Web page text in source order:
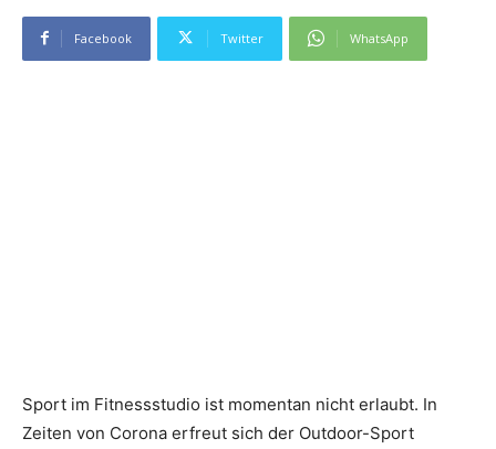
Facebook Twitter WhatsApp
Sport im Fitnessstudio ist momentan nicht erlaubt. In
Zeiten von Corona erfreut sich der Outdoor-Sport